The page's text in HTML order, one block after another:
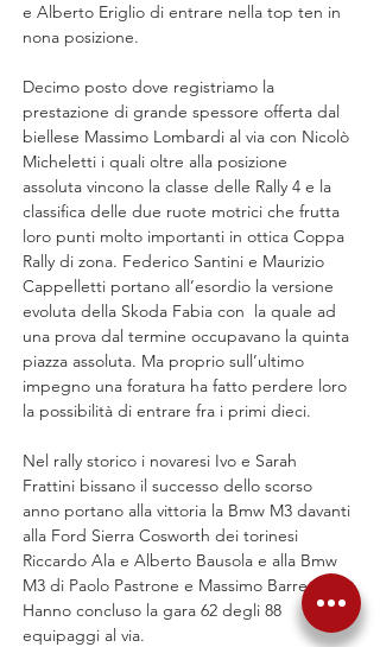
e Alberto Eriglio di entrare nella top ten in
nona posizione.
Decimo posto dove registriamo la
prestazione di grande spessore offerta dal
biellese Massimo Lombardi al via con Nicolò
Micheletti i quali oltre alla posizione
assoluta vincono la classe delle Rally 4 e la
classifica delle due ruote motrici che frutta
loro punti molto importanti in ottica Coppa
Rally di zona. Federico Santini e Maurizio
Cappelletti portano all’esordio la versione
evoluta della Skoda Fabia con  la quale ad
una prova dal termine occupavano la quinta
piazza assoluta. Ma proprio sull’ultimo
impegno una foratura ha fatto perdere loro
la possibilità di entrare fra i primi dieci.
Nel rally storico i novaresi Ivo e Sarah
Frattini bissano il successo dello scorso
anno portano alla vittoria la Bmw M3 davanti
alla Ford Sierra Cosworth dei torinesi
Riccardo Ala e Alberto Bausola e alla Bmw
M3 di Paolo Pastrone e Massimo Barrera.
Hanno concluso la gara 62 degli 88
equipaggi al via.